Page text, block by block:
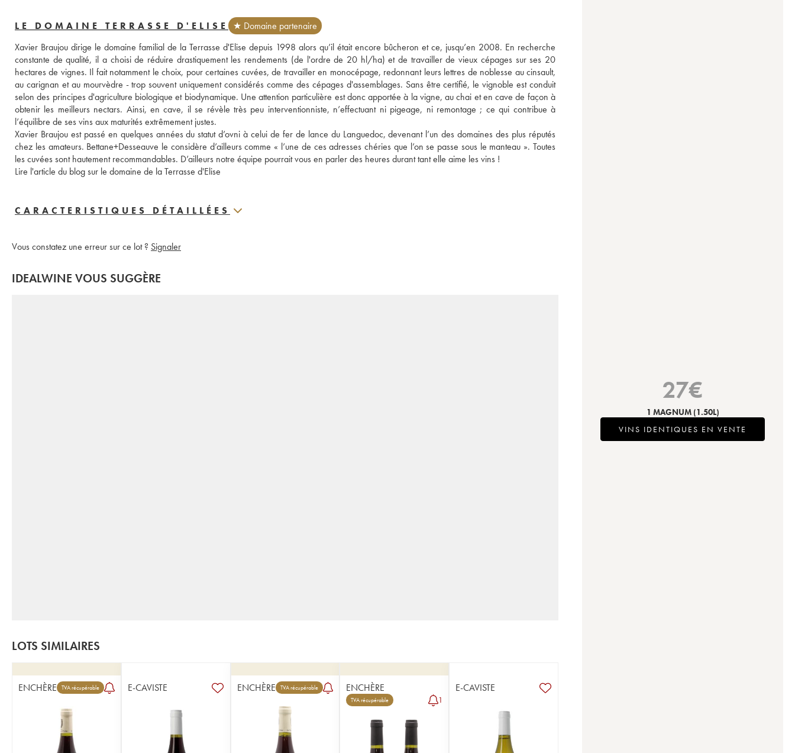
LE DOMAINE TERRASSE D'ELISE
★ Domaine partenaire
Xavier Braujou dirige le domaine familial de la Terrasse d'Elise depuis 1998 alors qu’il était encore bûcheron et ce, jusqu’en 2008. En recherche
constante de qualité, il a choisi de réduire drastiquement les rendements (de l'ordre de 20 hl/ha) et de travailler de vieux cépages sur ses 20
hectares de vignes. Il fait notamment le choix, pour certaines cuvées, de travailler en monocépage, redonnant leurs lettres de noblesse au cinsault,
au carignan et au mourvèdre - trop souvent uniquement considérés comme des cépages d'assemblages. Sans être certifié, le vignoble est conduit
selon des principes d'agriculture biologique et biodynamique. Une attention particulière est donc apportée à la vigne, au chai et en cave de façon à
obtenir les meilleurs nectars. Ainsi, en cave, il se révèle très peu interventionniste, n’effectuant ni pigeage, ni remontage ; ce qui contribue à
l’équilibre de ses vins aux maturités extrêmement justes.
Xavier Braujou est passé en quelques années du statut d’ovni à celui de fer de lance du Languedoc, devenant l’un des domaines des plus réputés
chez les amateurs. Bettane+Desseauve le considère d’ailleurs comme « l’une de ces adresses chéries que l’on se passe sous le manteau ». Toutes
les cuvées sont hautement recommandables. D’ailleurs notre équipe pourrait vous en parler des heures durant tant elle aime les vins !
Lire l'article du blog sur le domaine de la Terrasse d'Elise
CARACTERISTIQUES DÉTAILLÉES
Vous constatez une erreur sur ce lot ? Signaler
IDEALWINE VOUS SUGGÈRE
LOTS SIMILAIRES
ENCHÈRE TVA récupérable E-CAVISTE ENCHÈRE TVA récupérable ENCHÈRE
TVA récupérable 1
E-CAVISTE
27€
1 MAGNUM (1.50L)
VINS IDENTIQUES EN VENTE